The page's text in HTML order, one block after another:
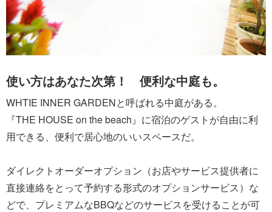
使い方はあなた次第！ 便利な中庭も。
WHTIE INNER GARDENと呼ばれる中庭がある。
『THE HOUSE on the beach』に宿泊のゲストが自由に利
用できる、便利で居心地のいいスペースだ。
ダイレクトオーダーオプション（お店やサービス提供者に
直接連絡をとって予約する形式のオプションサービス）な
どで、プレミアムなBBQなどのサービスを受けることが可